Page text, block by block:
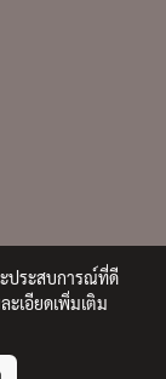
ประสบการณ์ที่ดี
ะเอียดเพิ่มเติม